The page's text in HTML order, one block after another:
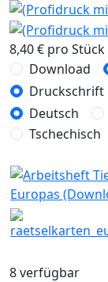
8,40 € pro Stück
Download
Druckschrift
Deutsch
Tschechisch
8 verfügbar